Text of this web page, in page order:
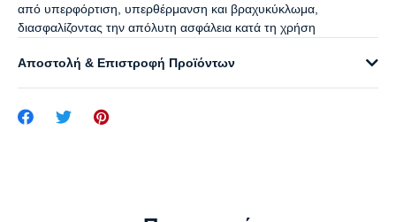
από υπερφόρτιση, υπερθέρμανση και βραχυκύκλωμα,
διασφαλίζοντας την απόλυτη ασφάλεια κατά τη χρήση
Αποστολή & Επιστροφή Προϊόντων